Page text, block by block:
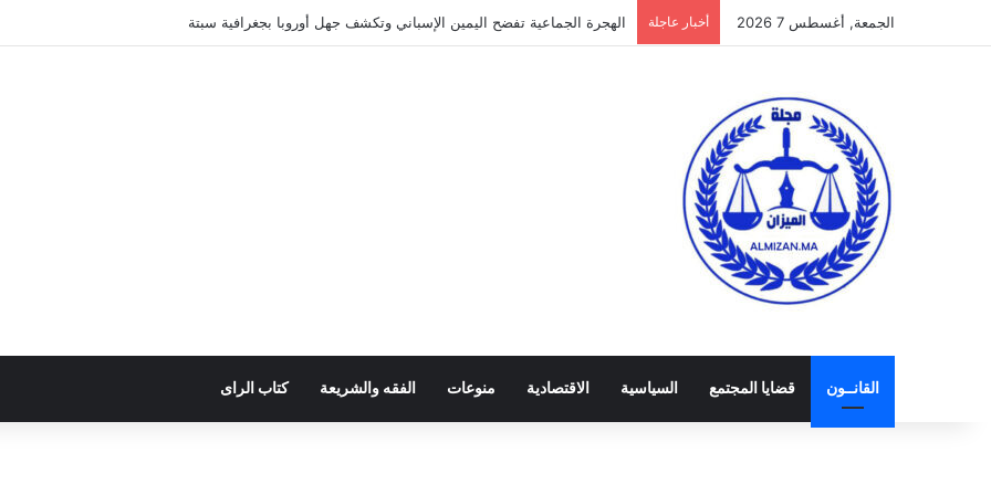
الجمعة, أغسطس 7 2026 أخبار عاجلة الهجرة الجماعية تفضح اليمين الإسباني وتكشف جهل أوروبا بجغرافية سبتة
القانــون قضايا المجتمع السياسية الاقتصادية منوعات الفقه والشريعة كتاب الراى